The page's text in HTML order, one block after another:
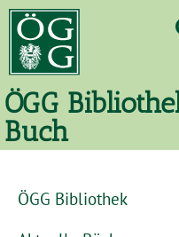
ÖGG
Buch
ÖGG Bibliothek